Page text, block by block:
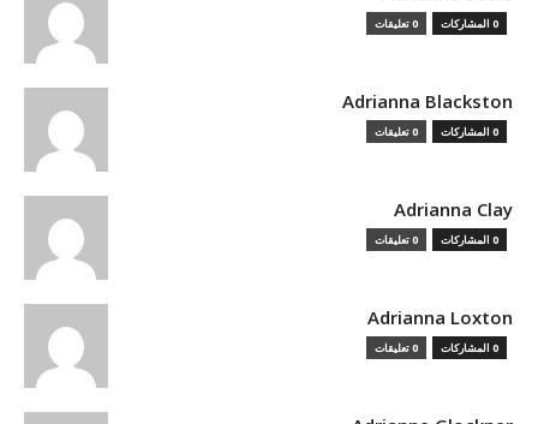
0 المشاركات 0 تعليقات
Adrianna Blackston
0 المشاركات 0 تعليقات
Adrianna Clay
0 المشاركات 0 تعليقات
Adrianna Loxton
0 المشاركات 0 تعليقات